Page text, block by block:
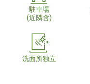
駐車場
(近隣含)
洗面所独立